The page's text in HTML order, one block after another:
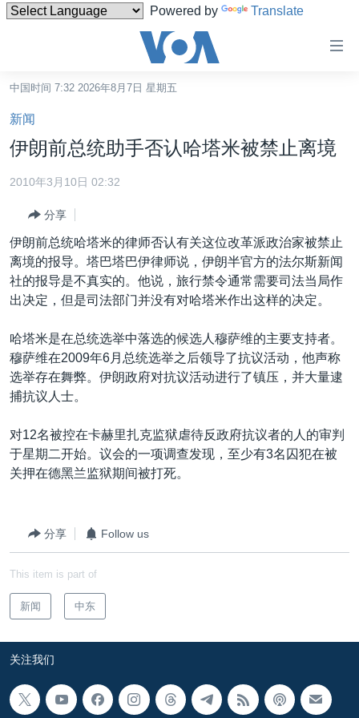
Powered by Translate
碍
链
接
转
跳
转
跳
转
检
中国
港澳
国际
最新国际新闻
印太
中东
欧洲
非洲
全球议题
分类新闻
经济·金融·贸易
人权·法律·宗教
科教·文娱·体健
军事
环境
美中关系
热点专题
白宫要闻
国会报道
美国建国250周年
埃博拉疫情
重要讲话与声明
南中国海争端
关注新疆
GEN Z 看美国
VOA视频
VOA今日焦点
关注我们
其他语言网站
中国时间 7:32 2026年8月7日 星期五
新闻
伊朗前总统助手否认哈塔米被禁止离境
2010年3月10日 02:32
分享
伊朗前总统哈塔米的律师否认有关这位改革派政治家被禁止
离境的报导。塔巴塔巴伊律师说，伊朗半官方的法尔斯新闻
社的报导是不真实的。他说，旅行禁令通常需要司法当局作
出决定，但是司法部门并没有对哈塔米作出这样的决定。
哈塔米是在总统选举中落选的候选人穆萨维的主要支持者。
穆萨维在2009年6月总统选举之后领导了抗议活动，他声称
选举存在舞弊。伊朗政府对抗议活动进行了镇压，并大量逮
捕抗议人士。
对12名被控在卡赫里扎克监狱虐待反政府抗议者的人的审判
于星期二开始。议会的一项调查发现，至少有3名囚犯在被
关押在德黑兰监狱期间被打死。
分享 Follow us
This item is part of
新闻 中东
关注我们